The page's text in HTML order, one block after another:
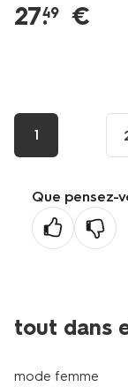
27.
49 €
1
Que pensez-
tout dans
mode femme